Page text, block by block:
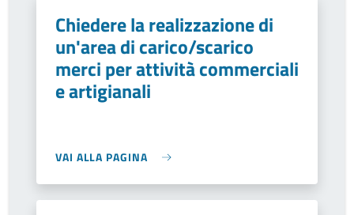
Chiedere la realizzazione di
un'area di carico/scarico
merci per attività commerciali
e artigianali
VAI ALLA PAGINA